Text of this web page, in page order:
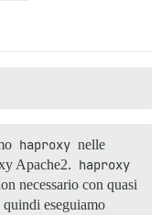
haproxy nelle
Apache2. haproxy
necessario con quasi
eseguiamo